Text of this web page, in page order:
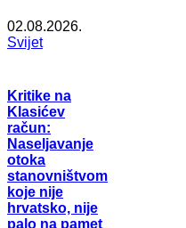
02.08.2026.
Svijet
Kritike na
Klasićev
račun:
Naseljavanje
otoka
stanovništvom
koje nije
hrvatsko, nije
palo na pamet